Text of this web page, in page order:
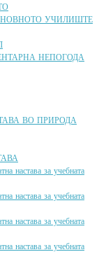
УЧИЛИШТЕ
НЕПОГОДА
ВО ПРИРОДА
настава за учебната
настава за учебната
настава за учебната
настава за учебната